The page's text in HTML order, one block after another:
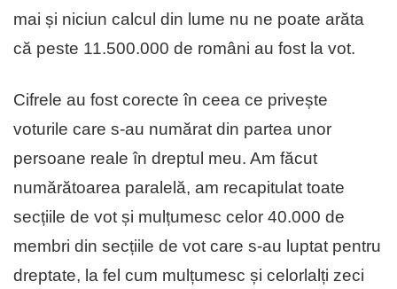
mai și niciun calcul din lume nu ne poate arăta
că peste 11.500.000 de români au fost la vot.
Cifrele au fost corecte în ceea ce privește
voturile care s-au numărat din partea unor
persoane reale în dreptul meu. Am făcut
numărătoarea paralelă, am recapitulat toate
secțiile de vot și mulțumesc celor 40.000 de
membri din secțiile de vot care s-au luptat pentru
dreptate, la fel cum mulțumesc și celorlalți zeci